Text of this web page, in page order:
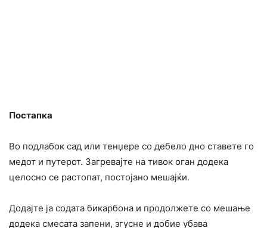
Постапка
Во подлабок сад или тенџере со дебело дно ставете го
медот и путерот. Загревајте на тивок оган додека
целосно се растопат, постојано мешајќи.
Додајте ја содата бикарбона и продолжете со мешање
додека смесата запени, згусне и добие убава